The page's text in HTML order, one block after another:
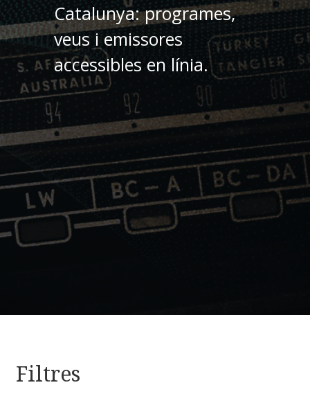
Catalunya: programes,
veus i emissores
accessibles en línia.
Filtres